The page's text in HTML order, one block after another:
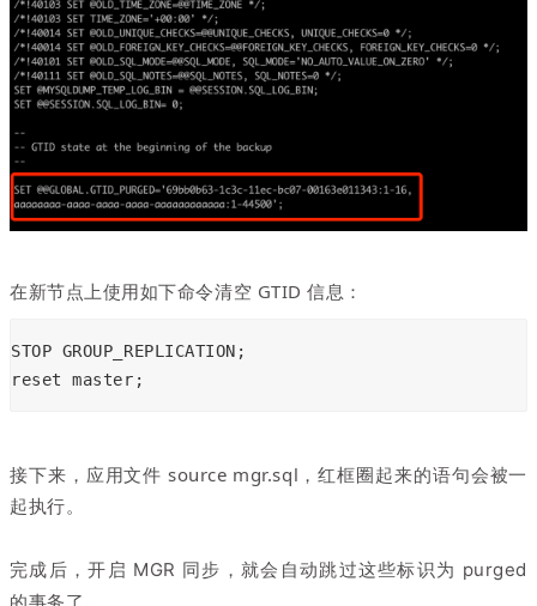
在新节点上使用如下命令清空 GTID 信息：
STOP GROUP_REPLICATION;
reset master;
接下来，应用文件 source mgr.sql，红框圈起来的语句会被一
起执行。
完成后，开启 MGR 同步，就会自动跳过这些标识为 purged
的事务了。